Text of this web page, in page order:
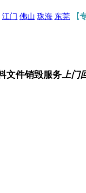
江门 佛山 珠海 东莞 【
文件销毁服务 上门